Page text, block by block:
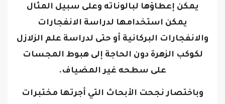
يمكن إعطاؤها لبالوناته وعلى سبيل المثال
يمكن استخدامها لدراسة الانفجارات
والانفجارات البركانية أو حتى لدراسة علم الزلازل
لكوكب الزهرة دون الحاجة إلى هبوط المجسات
على سطحه غير المضياف.
وباختصار نجحت الأبحاث التي أجرتها مختبرات